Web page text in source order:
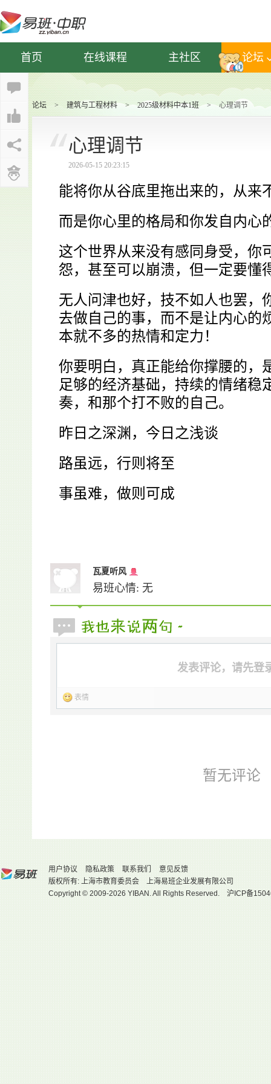
首页 在线课程 主社区 论坛
论坛 > 建筑与工程材料 > 2025级材料中本1班 > 心理调节
心理调节
2026-05-15 20:23:15
能将你从谷底里拖出来的，从来
而是你心里的格局和你发自内心
这个世界从来没有感同身受，你
怨，甚至可以崩溃，但一定要懂
无人问津也好，技不如人也罢，
去做自己的事，而不是让内心的
本就不多的热情和定力！
你要明白，真正能给你撑腰的，
足够的经济基础，持续的情绪稳
奏，和那个打不败的自己。
昨日之深渊，今日之浅谈
路虽远，行则将至
事虽难，做则可成
瓦夏听风
易班心情: 无
发表评论，请先登
表情
暂无评论
用户协议 隐私政策 联系我们
意见反馈
版权所有: 上海市教育委员会 上海易班企业发展有限公司
Copyright © 2009-2026 YIBAN. All Rights Reserved. 沪ICP备